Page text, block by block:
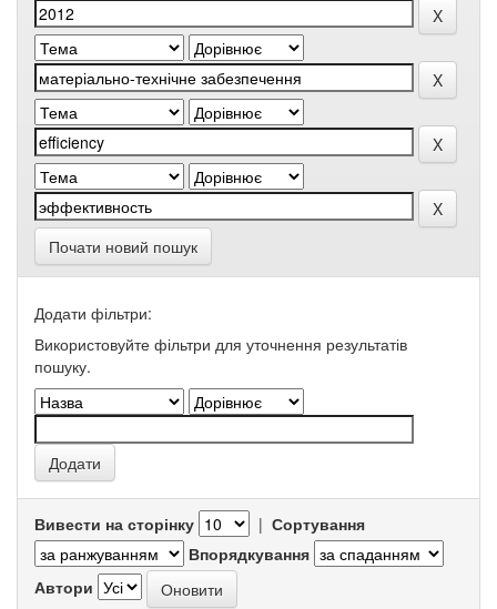
Почати новий пошук
Додати фільтри:
Використовуйте фільтри для уточнення результатів
пошуку.
Вивести на сторінку | Сортування
Впорядкування
Автори